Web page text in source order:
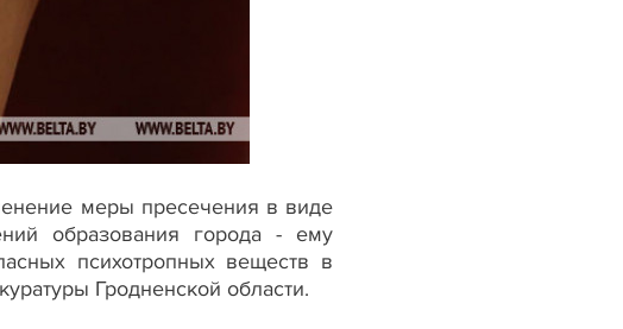
меры пресечения в виде
образования города - ему
психотропных веществ в
Гродненской области.